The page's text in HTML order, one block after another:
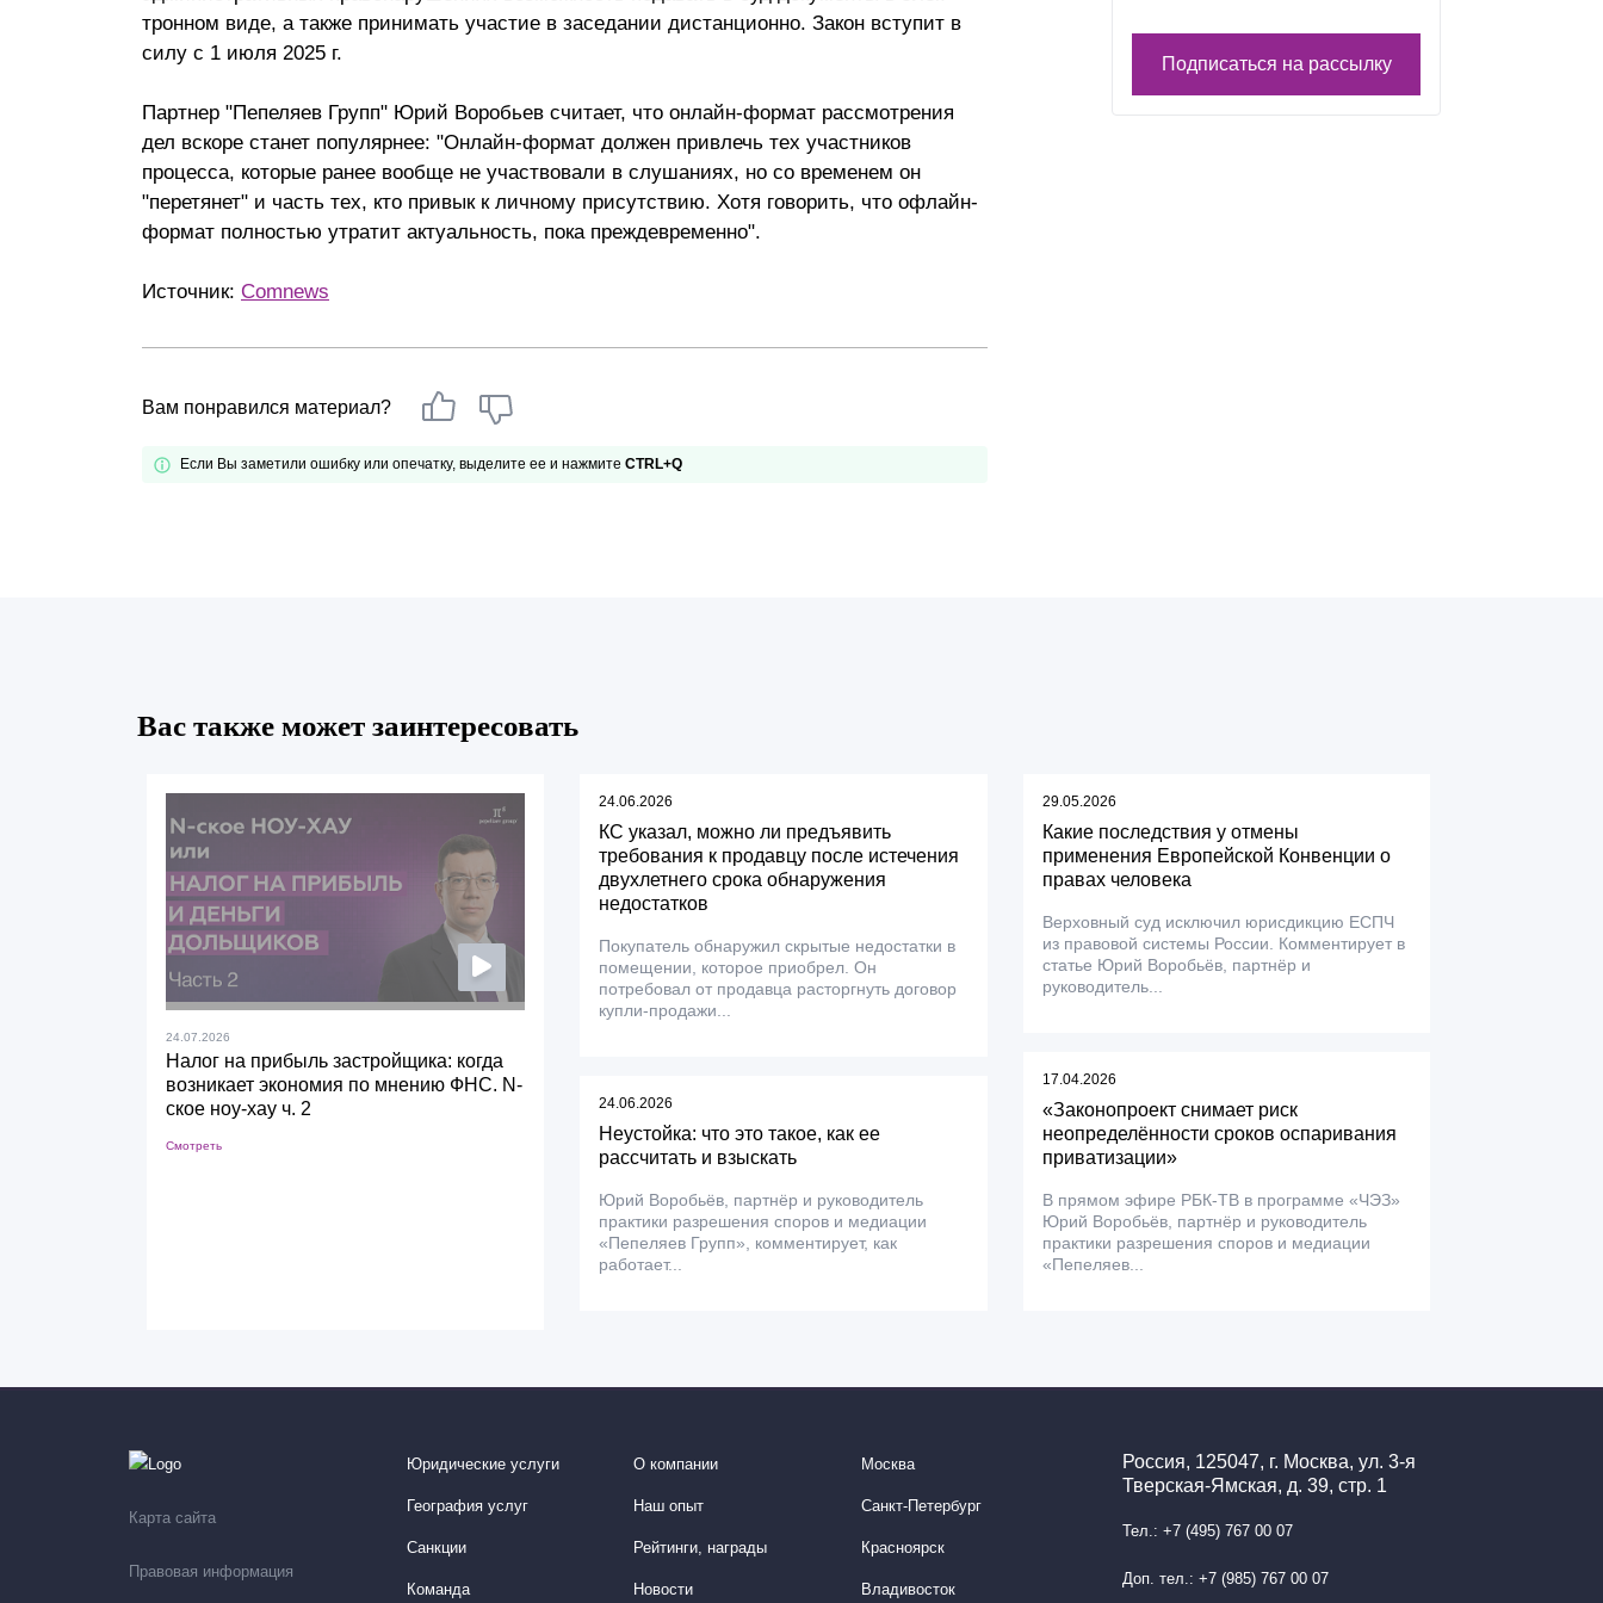
Почему «Пепеляев Групп»?
Партнера
Социальная
ответственность
Презентации экспертов
трон­ном ви­де, а так­же при­нимать учас­тие в за­седа­нии дис­тан­цион­но. За­кон всту­пит в
си­лу с 1 июля 2025 г.
Партнер "Пепеляев Групп" Юрий Воробьев считает, что онлайн-формат рассмотрения
дел вскоре станет популярнее: "Онлайн-формат должен привлечь тех участников
процесса, которые ранее вообще не участвовали в слушаниях, но со временем он
"перетянет" и часть тех, кто привык к личному присутствию. Хотя говорить, что офлайн-
формат полностью утратит актуальность, пока преждевременно".
Источник: Comnews
Вам понравился материал?
Если Вы заметили ошибку или опечатку, выделите ее и нажмите CTRL+Q
Подписаться на рассылку
Вас также может заинтересовать
24.07.2026
Налог на прибыль застройщика: когда
возникает экономия по мнению ФНС. N-
ское ноу-хау ч. 2
Смотреть
24.06.2026
КС указал, можно ли предъявить
требования к продавцу после истечения
двухлетнего срока обнаружения
недостатков
Покупатель обнаружил скрытые недостатки в
помещении, которое приобрел. Он
потребовал от продавца расторгнуть договор
купли-продажи...
24.06.2026
Неустойка: что это такое, как ее
рассчитать и взыскать
Юрий Воробьёв, партнёр и руководитель
практики разрешения споров и медиации
«Пепеляев Групп», комментирует, как
работает...
29.05.2026
Какие последствия у отмены
применения Европейской Конвенции о
правах человека
Верховный суд исключил юрисдикцию ЕСПЧ
из правовой системы России. Комментирует в
статье Юрий Воробьёв, партнёр и
руководитель...
17.04.2026
«Законопроект снимает риск
неопределённости сроков оспаривания
приватизации»
В прямом эфире РБК-ТВ в программе «ЧЭЗ»
Юрий Воробьёв, партнёр и руководитель
практики разрешения споров и медиации
«Пепеляев...
Карта сайта
Правовая информация
Юридические услуги
География услуг
Санкции
Команда
О компании
Наш опыт
Рейтинги, награды
Новости
Москва
Санкт-Петербург
Красноярск
Владивосток
Россия, 125047, г. Москва, ул. 3-я
Тверская-Ямская, д. 39, стр. 1
Тел.: +7 (495) 767 00 07
Доп. тел.: +7 (985) 767 00 07